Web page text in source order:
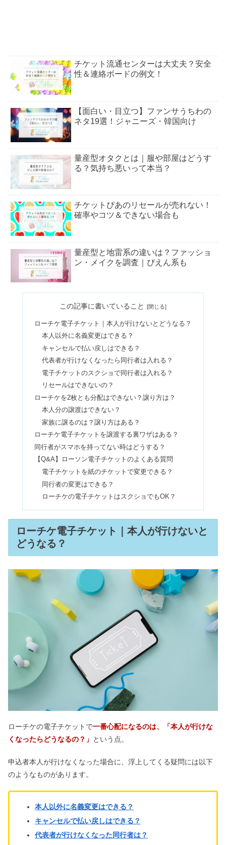
チケット流通センターは大丈夫？安全
性＆連絡ボードの例文！
【面白い・目立つ】ファンサうちわの
ネタ19選！ジャニーズ・韓国向け
量産型オタクとは｜服や部屋はどうす
る？気持ち悪いって本当？
チケットぴあのリセールが売れない！
確率やコツ＆できない場合も
量産型と地雷系の違いは？ファッショ
ン・メイクを調査｜ぴえん系も
均やサンリオなど持ち運び用に
チケットぴあで同行者が行けなくなっ
た！家族譲渡・違う人でもOK？
ジャニーズの本人確認をすり抜け！顔
違うで入れなかった人はいる？
【ジャニヲタ】うちわが入るトートバ
ッグ｜お洒落な人気ブランド6選
サンリオのネームプレートはジャニオ
タ愛用！作り方やサンリオ以外も
チケット流通センターの転売はバレ
ローチケ先着の裏ワザ！スマホのコツ
＆待機画面・更新ボタンはどこ？
チケットぴあの先着のコツ！スマホ・
アプリどっちがいい？
【韓国語】ヨントンのネタ45選！ボー
ダーや録画バレた人の話も
チケット流通センターで入場できなか
った！ジャニーズ・宝塚の場合は？
一名義で複数応募は当たりにくい？ジ
ャニーズは第1希望だけ当たりやす
い？
ぱしゃこれのサイズ｜収納や飾り方
も！痛バに使うのはダサい？
この記事に書いていること
ローチケ電子チケット｜本人が行けないとどうなる？
本人以外に名義変更はできる？
キャンセルで払い戻しはできる？
代表者が行けなくなったら同行者は入れる？
電子チケットのスクショで同行者は入れる？
リセールはできないの？
ローチケを2枚とも分配はできない？譲り方は？
本人分の譲渡はできない？
家族に譲るのは？譲り方はある？
ローチケ電子チケットを譲渡する裏ワザはある？
同行者がスマホを持ってない時はどうする？
【Q&A】ローソン電子チケットのよくある質問
電子チケットを紙のチケットで変更できる？
同行者の変更はできる？
ローチケの電子チケットはスクショでもOK？
ローチケ電子チケット｜本人が行けないと
どうなる？
ローチケの電子チケットで一番心配になるのは、「本人が行けな
くなったらどうなるの？」 という点。
申込者本人が行けなくなった場合に、浮上してくる疑問には以下
のようなものがあります。
本人以外に名義変更はできる？
キャンセルで払い戻しはできる？
代表者が行けなくなった同行者は？